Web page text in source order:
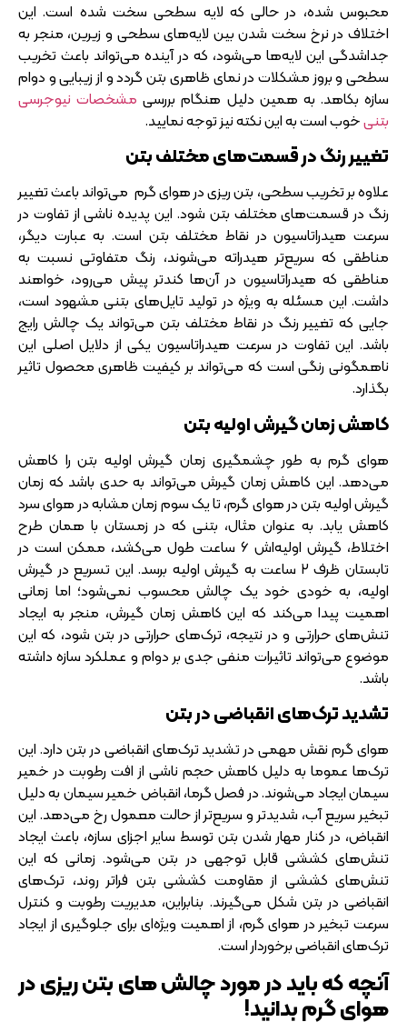
محبوس شده، در حالی که لایه سطحی سخت شده است. این
اختلاف در نرخ سخت شدن بین لایه‌های سطحی و زیرین، منجر به
جداشدگی این لایه‌ها می‌شود، که در آینده می‌تواند باعث تخریب
سطحی و بروز مشکلات در نمای ظاهری بتن گردد و از زیبایی و دوام
سازه بکاهد. به همین دلیل هنگام بررسی مشخصات نیوجرسی
بتنیخوب است به این نکته نیز توجه نمایید.
تغییر رنگ در قسمت‌های مختلف بتن
علاوه بر تخریب سطحی، بتن ریزی در هوای گرم می‌تواند باعث تغییر
رنگ در قسمت‌های مختلف بتن شود. این پدیده ناشی از تفاوت در
سرعت هیدراتاسیون در نقاط مختلف بتن است. به عبارت دیگر،
مناطقی که سریع‌تر هیدراته می‌شوند، رنگ متفاوتی نسبت به
مناطقی که هیدراتاسیون در آن‌ها کندتر پیش می‌رود، خواهند
داشت. این مسئله به ویژه در تولید تایل‌های بتنی مشهود است،
جایی که تغییر رنگ در نقاط مختلف بتن می‌تواند یک چالش رایج
باشد. این تفاوت در سرعت هیدراتاسیون یکی از دلایل اصلی این
ناهمگونی رنگی است که می‌تواند بر کیفیت ظاهری محصول تاثیر
بگذارد.
کاهش زمان گیرش اولیه بتن
هوای گرم به طور چشمگیری زمان گیرش اولیه بتن را کاهش
می‌دهد. این کاهش زمان گیرش می‌تواند به حدی باشد که زمان
گیرش اولیه بتن در هوای گرم، تا یک سوم زمان مشابه در هوای سرد
کاهش یابد. به عنوان مثال، بتنی که در زمستان با همان طرح
اختلاط، گیرش اولیه‌اش ۶ ساعت طول می‌کشد، ممکن است در
تابستان ظرف ۲ ساعت به گیرش اولیه برسد. این تسریع در گیرش
اولیه، به خودی خود یک چالش محسوب نمی‌شود؛ اما زمانی
اهمیت پیدا می‌کند که این کاهش زمان گیرش، منجر به ایجاد
تنش‌های حرارتی و در نتیجه، ترک‌های حرارتی در بتن شود، که این
موضوع می‌تواند تاثیرات منفی جدی بر دوام و عملکرد سازه داشته
باشد.
تشدید ترک‌های انقباضی در بتن
هوای گرم نقش مهمی در تشدید ترک‌های انقباضی در بتن دارد. این
ترک‌ها عموما به دلیل کاهش حجم ناشی از افت رطوبت در خمیر
سیمان ایجاد می‌شوند. در فصل گرما، انقباض خمیر سیمان به دلیل
تبخیر سریع آب، شدیدتر و سریع‌تر از حالت معمول رخ می‌دهد. این
انقباض، در کنار مهار شدن بتن توسط سایر اجزای سازه، باعث ایجاد
تنش‌های کششی قابل توجهی در بتن می‌شود. زمانی که این
تنش‌های کششی از مقاومت کششی بتن فراتر روند، ترک‌های
انقباضی در بتن شکل می‌گیرند. بنابراین، مدیریت رطوبت و کنترل
سرعت تبخیر در هوای گرم، از اهمیت ویژه‌ای برای جلوگیری از ایجاد
ترک‌های انقباضی برخوردار است.
آنچه که باید در مورد چالش های بتن ریزی در
هوای گرم بدانید!